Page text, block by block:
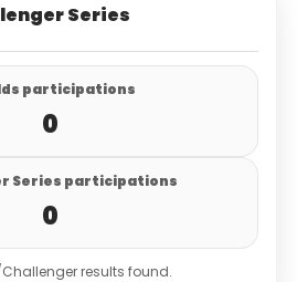
Series
participations
0
Series participations
0
results found.